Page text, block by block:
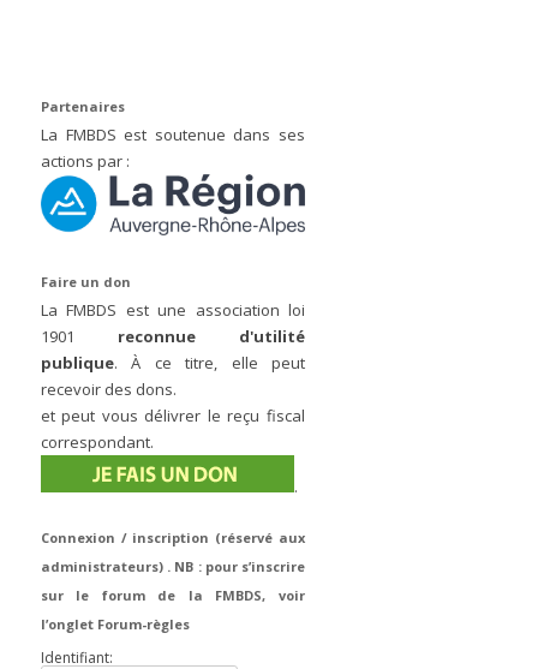
Partenaires
La FMBDS est soutenue dans ses
actions par :
Faire un don
La FMBDS est une association loi
1901 reconnue d'utilité
publique. À ce titre, elle peut
recevoir des dons.
et peut vous délivrer le reçu fiscal
correspondant.
.
Connexion / inscription (réservé aux
administrateurs) . NB : pour s’inscrire
sur le forum de la FMBDS, voir
l’onglet Forum-règles
Identifiant: